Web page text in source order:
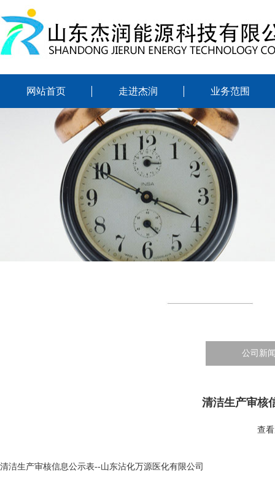
网站首页 走进杰润 业务范围
公司新
清洁生产审核
查
清洁生产审核信息公示表--山东沾化万源医化有限公司